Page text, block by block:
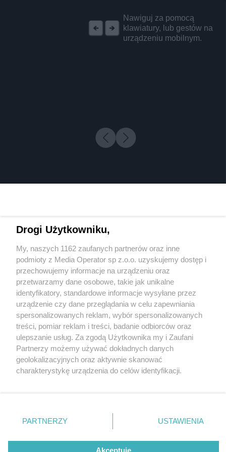
Nawiguj za pomocą
klawiatury, lub gestów na
urządzeniu mobilnym.
1 / 0
Wydawca mediów lokalnych
Nie zapomnij
zapoznać się z:
polityką prywatności regulamin korzystania z portali
Twojemiasto
Piekary Śląskie
Chorzów
Tarnowskie Góry
Gliwice
Skontakuj sięz nami
Kontakt
Wydawca
Redakcja
Drogi Użytkowniku,
My, naszych 1162 zaufanych partnerów oraz inne
podmioty z Media Operator sp z.o.o. uzyskujemy dostęp i
przechowujemy informacje na urządzeniu oraz
przetwarzamy dane osobowe, takie jak unikalne
identyfikatory, standardowe informacje wysyłane przez
urządzenie czy dane przeglądania w celu zapewniania
spersonalizowanych reklam, wybór spersonalizowanych
treści, pomiar reklam i treści, badanie odbiorców oraz
ulepszanie usług. Za zgodą Użytkownika my i Zaufani
Partnerzy możemy używać dokładnych danych
geolokalizacyjnych oraz aktywnie skanować
charakterystykę urządzenia do celów identyfikacji.
zmienić/wycofać klikając przycisk ustawień prywatności
znajdujący się w lewym dolnym rogu strony
rodzaje przetwarzania danych nie wymagają zgody
użytkownika, ale masz prawo sprzeciwić się takiemu
PARTNERZY USTAWIENIA
Akceptuję